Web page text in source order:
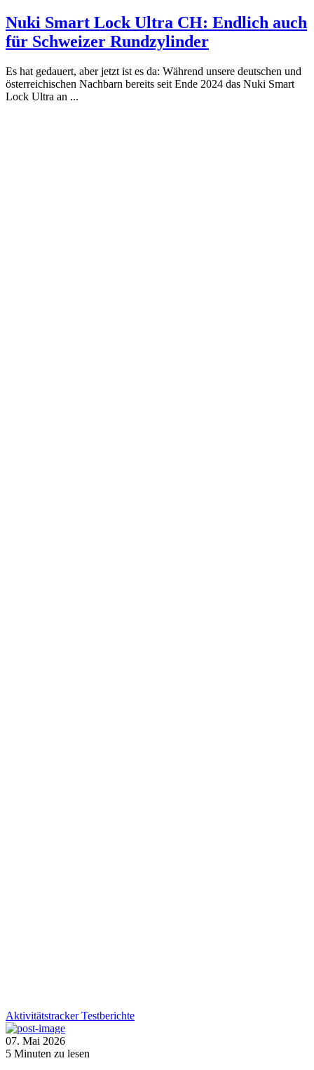
Nuki Smart Lock Ultra CH: Endlich auch
für Schweizer Rundzylinder
Es hat gedauert, aber jetzt ist es da: Während unsere deutschen und
österreichischen Nachbarn bereits seit Ende 2024 das Nuki Smart
Lock Ultra an ...
AktivitätstrackerTestberichte
07. Mai 2026
5 Minuten zu lesen